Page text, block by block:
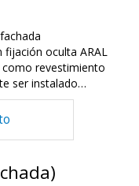
fijación oculta ARAL
como revestimiento
ser instalado…